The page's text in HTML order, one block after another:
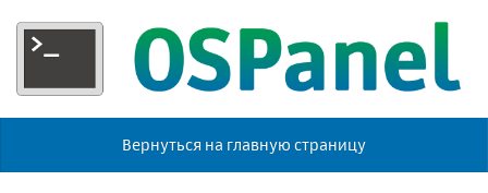
Вернуться на главную страницу